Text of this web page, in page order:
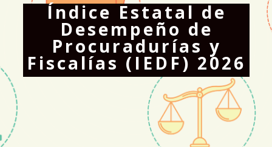
Índice Estatal de
Desempeño de
Procuradurías y
Fiscalías (IEDF) 2026